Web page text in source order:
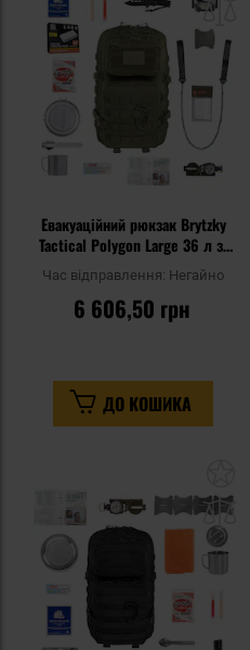
Евакуаційний рюкзак Brytzky
Tactical Polygon Large 36 л зі
спорядженням - Olive
Час відправлення: Негайно
6 606,50 грн
ДО КОШИКА